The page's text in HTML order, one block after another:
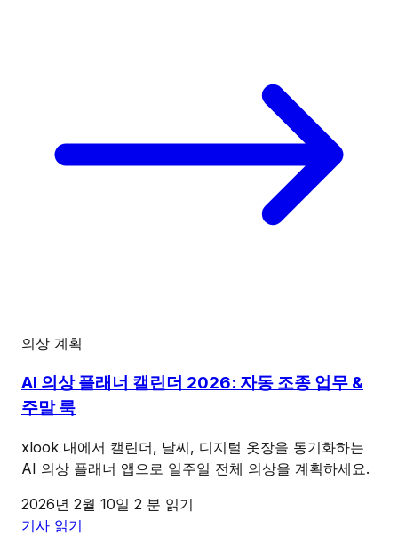
의상 계획
AI 의상 플래너 캘린더 2026: 자동 조종 업무 &
주말 룩
xlook 내에서 캘린더, 날씨, 디지털 옷장을 동기화하는
AI 의상 플래너 앱으로 일주일 전체 의상을 계획하세요.
2026년 2월 10일 2 분 읽기
기사 읽기